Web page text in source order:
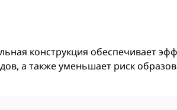
конструкция обеспечивает
а также уменьшает риск